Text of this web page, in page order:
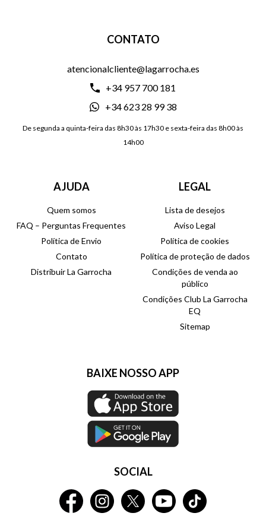
CONTATO
atencionalcliente@lagarrocha.es
+34 957 700 181
+34 623 28 99 38
De segunda a quinta-feira das 8h30 às 17h30 e sexta-feira das 8h00 às
14h00
AJUDA
Quem somos
FAQ – Perguntas Frequentes
Política de Envio
Contato
Distribuir La Garrocha
LEGAL
Lista de desejos
Aviso Legal
Política de cookies
Política de proteção de dados
Condições de venda ao
público
Condições Club La Garrocha
EQ
Sitemap
BAIXE NOSSO APP
SOCIAL